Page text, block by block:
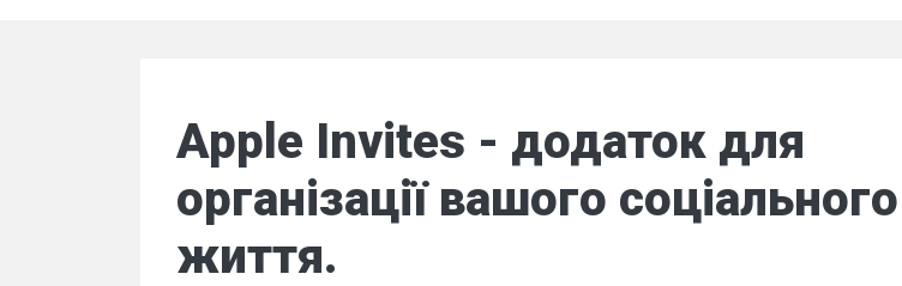
Apple Invites - додаток для
організації вашого соціального
життя.